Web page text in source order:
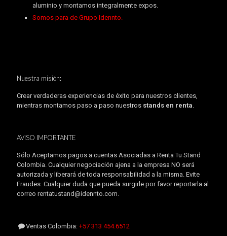
aluminio y montamos integralmente expos.
Somos para de Grupo Idennto.
Nuestra misión:
Crear verdaderas experiencias de éxito para nuestros clientes,
mientras montamos paso a paso nuestros stands en renta.
AVISO IMPORTANTE
Sólo Aceptamos pagos a cuentas Asociadas a Renta Tu Stand
Colombia. Cualquier negociación ajena a la empresa NO será
autorizada y liberará de toda responsabilidad a la misma. Evite
Fraudes. Cualquier duda que pueda surgirle por favor reportarla al
correo rentatustand@idennto.com.
Ventas Colombia:+57 313 454.6512